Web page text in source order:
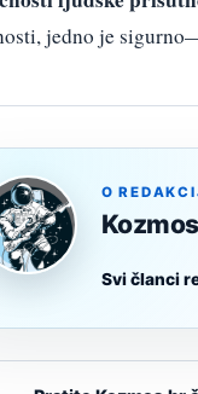
jedno je
O
Svi članci